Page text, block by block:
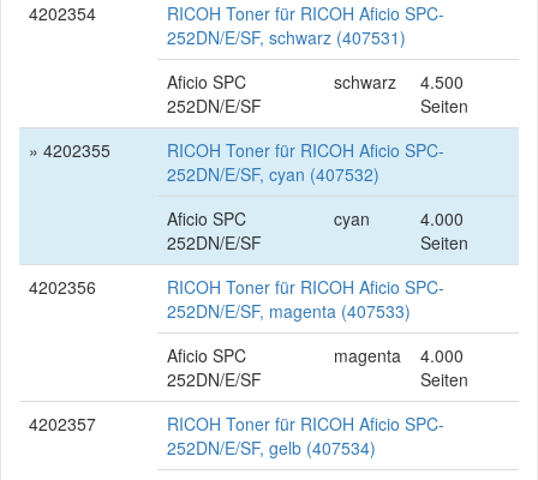
4202354
RICOH Toner für RICOH Aficio SPC-
252DN/E/SF, schwarz (407531)
Aficio SPC
252DN/E/SF
schwarz
4.500
Seiten
» 4202355
RICOH Toner für RICOH Aficio SPC-
252DN/E/SF, cyan (407532)
Aficio SPC
252DN/E/SF
cyan
4.000
Seiten
4202356
RICOH Toner für RICOH Aficio SPC-
252DN/E/SF, magenta (407533)
Aficio SPC
252DN/E/SF
magenta
4.000
Seiten
4202357
RICOH Toner für RICOH Aficio SPC-
252DN/E/SF, gelb (407534)